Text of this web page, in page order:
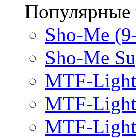
Популярные
Sho-Me
Sho-Me
MTF-
MTF-
MTF-